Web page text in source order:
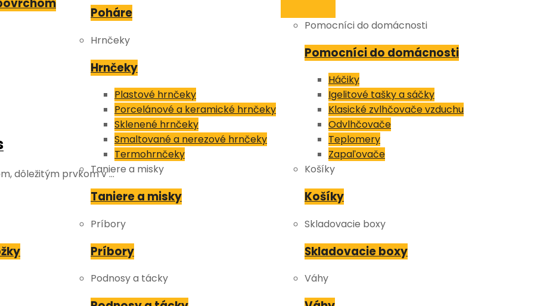
Poháre
Hrnčeky
Hrnčeky
Plastové hrnčeky
Porcelánové a keramické hrnčeky
Sklenené hrnčeky
Smaltované a nerezové hrnčeky
Termohrnčeky
Taniere a misky
Taniere a misky
Príbory
Príbory
Podnosy a tácky
Pomocníci do domácnosti
Pomocníci do domácnosti
Háčiky
Igelitové tašky a sáčky
Klasické zvlhčovače vzduchu
Odvlhčovače
Teplomery
Zapaľovače
Košíky
Košíky
Skladovacie boxy
Skladovacie boxy
Váhy
dôležitým prvkom v …